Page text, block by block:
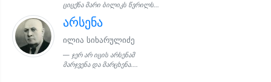
ციცქნა მარი ბილიკს წვრილს...
არსენა
ილია სიხარულიძე
ჯერ არ იცის არსენამ
მარჯვენა და მარცხენა....